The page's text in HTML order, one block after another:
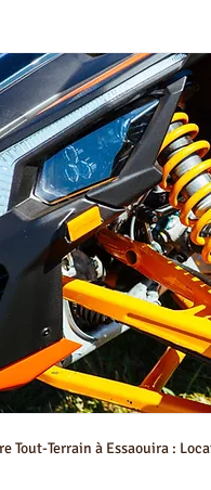
Tout-Terrain à Essaouira :